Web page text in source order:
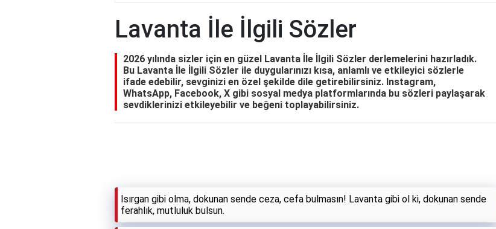
Lavanta İle İlgili Sözler
2026 yılında sizler için en güzel Lavanta İle İlgili Sözler derlemelerini hazırladık.
Bu Lavanta İle İlgili Sözler ile duygularınızı kısa, anlamlı ve etkileyici sözlerle
ifade edebilir, sevginizi en özel şekilde dile getirebilirsiniz. Instagram,
WhatsApp, Facebook, X gibi sosyal medya platformlarında bu sözleri paylaşarak
sevdiklerinizi etkileyebilir ve beğeni toplayabilirsiniz.
Isırgan gibi olma, dokunan sende ceza, cefa bulmasın! Lavanta gibi ol ki, dokunan sende
ferahlık, mutluluk bulsun.